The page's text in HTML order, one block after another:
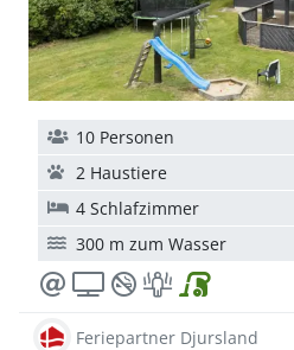
10 Personen
2 Haustiere
4 Schlafzimmer
300 m zum Wasser
Feriepartner Djursland